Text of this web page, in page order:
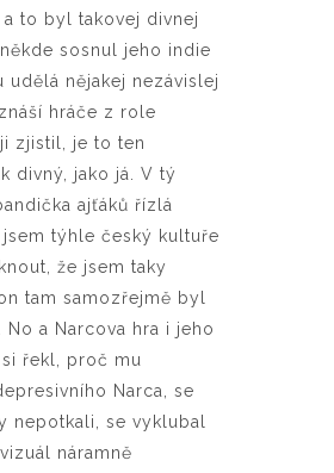
to byl takovej divnej
sosnul jeho indie
nějakej nezávislej
hráče z role
zjistil, je to ten
divný, jako já. V tý
ajťáků řízlá
týhle český kultuře
že jsem taky
tam samozřejmě byl
a Narcova hra i jeho
řekl, proč mu
Narca, se
nepotkali, se vyklubal
náramně